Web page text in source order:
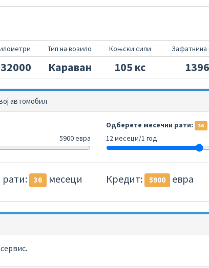
Тип на возило Коњски сили Зафатнина
Караван 105 кс
автомобил
5900 евра
Одберете месечни рати: 36
12 месеци/1 год.
36 месеци Кредит: 5900 евра